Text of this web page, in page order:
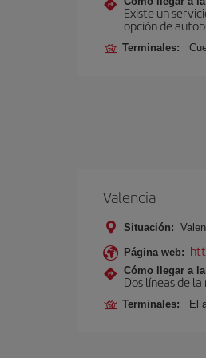
Existe un
opción de
Terminales:
Valencia
Situación:
Página web:
Cómo llegar a
Dos líneas de
Terminales: El